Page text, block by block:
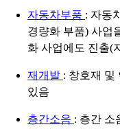
자동차부품 : 자동
경량화 부품) 사업
화 사업에도 진출(
재개발 : 창호재 및
있음
층간소음 : 층간 소